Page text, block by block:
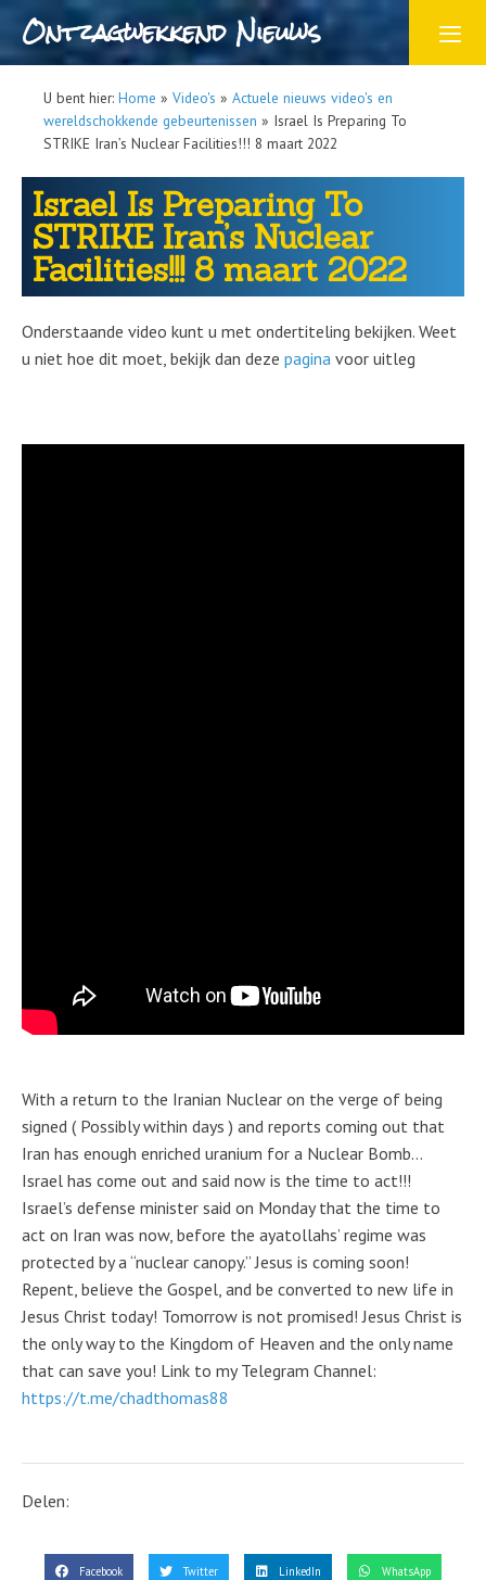
Ontzagwekkend Nieuws
U bent hier: Home » Video's » Actuele nieuws video's en
wereldschokkende gebeurtenissen » Israel Is Preparing To
STRIKE Iran’s Nuclear Facilities!!! 8 maart 2022
Israel Is Preparing To
STRIKE Iran’s Nuclear
Facilities!!! 8 maart 2022
Onderstaande video kunt u met ondertiteling bekijken. Weet
u niet hoe dit moet, bekijk dan deze pagina voor uitleg
With a return to the Iranian Nuclear on the verge of being
signed ( Possibly within days ) and reports coming out that
Iran has enough enriched uranium for a Nuclear Bomb…
Israel has come out and said now is the time to act!!!
Israel’s defense minister said on Monday that the time to
act on Iran was now, before the ayatollahs’ regime was
protected by a “nuclear canopy.” Jesus is coming soon!
Repent, believe the Gospel, and be converted to new life in
Jesus Christ today! Tomorrow is not promised! Jesus Christ is
the only way to the Kingdom of Heaven and the only name
that can save you! Link to my Telegram Channel:
https://t.me/chadthomas88
Delen:
Facebook Twitter LinkedIn WhatsApp